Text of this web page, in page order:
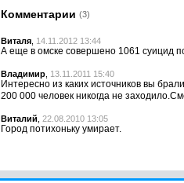
Комментарии (3)
Виталя 14.11.2012 13:44
А еще в омске совершено 1061 суицид
Владимир 13.11.2011 15:40
Интересно из каких источников вы
200 000 человек никогда не
Виталий 22.08.2010 13:05
Город потихоньку умирает.